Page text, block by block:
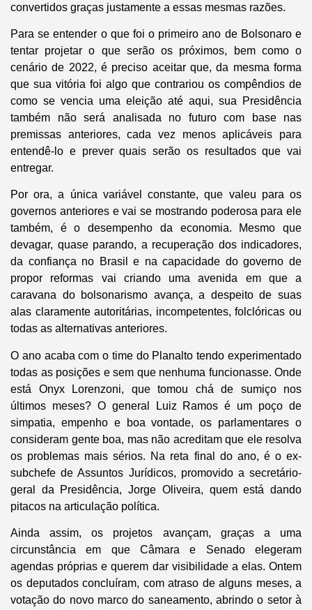
convertidos graças justamente a essas mesmas razões.
Para se entender o que foi o primeiro ano de Bolsonaro e
tentar projetar o que serão os próximos, bem como o
cenário de 2022, é preciso aceitar que, da mesma forma
que sua vitória foi algo que contrariou os compêndios de
como se vencia uma eleição até aqui, sua Presidência
também não será analisada no futuro com base nas
premissas anteriores, cada vez menos aplicáveis para
entendê-lo e prever quais serão os resultados que vai
entregar.
Por ora, a única variável constante, que valeu para os
governos anteriores e vai se mostrando poderosa para ele
também, é o desempenho da economia. Mesmo que
devagar, quase parando, a recuperação dos indicadores,
da confiança no Brasil e na capacidade do governo de
propor reformas vai criando uma avenida em que a
caravana do bolsonarismo avança, a despeito de suas
alas claramente autoritárias, incompetentes, folclóricas ou
todas as alternativas anteriores.
O ano acaba com o time do Planalto tendo experimentado
todas as posições e sem que nenhuma funcionasse. Onde
está Onyx Lorenzoni, que tomou chá de sumiço nos
últimos meses? O general Luiz Ramos é um poço de
simpatia, empenho e boa vontade, os parlamentares o
consideram gente boa, mas não acreditam que ele resolva
os problemas mais sérios. Na reta final do ano, é o ex-
subchefe de Assuntos Jurídicos, promovido a secretário-
geral da Presidência, Jorge Oliveira, quem está dando
pitacos na articulação política.
Ainda assim, os projetos avançam, graças a uma
circunstância em que Câmara e Senado elegeram
agendas próprias e querem dar visibilidade a elas. Ontem
os deputados concluíram, com atraso de alguns meses, a
votação do novo marco do saneamento, abrindo o setor à